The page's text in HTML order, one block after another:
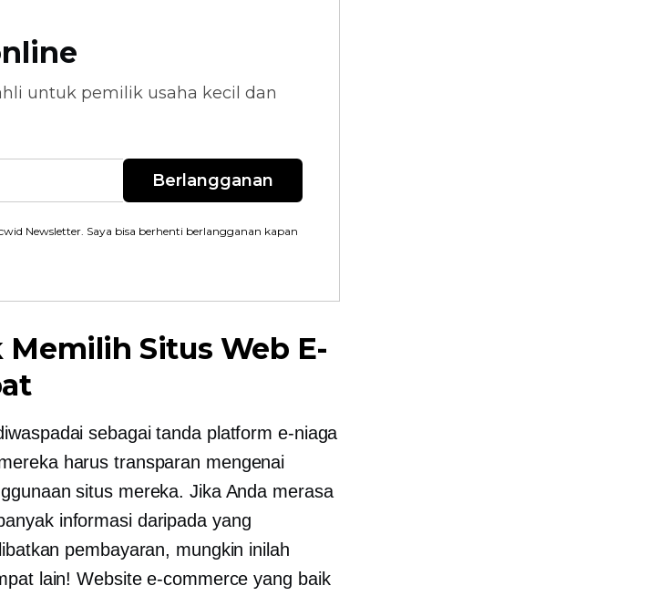
untuk pemilik usaha kecil dan
Berlangganan
Newsletter. Saya bisa berhenti berlangganan kapan
Situs Web E-
sebagai tanda platform e-niaga
harus transparan mengenai
situs mereka. Jika Anda merasa
informasi daripada yang
pembayaran, mungkin inilah
lain! Website e-commerce yang baik